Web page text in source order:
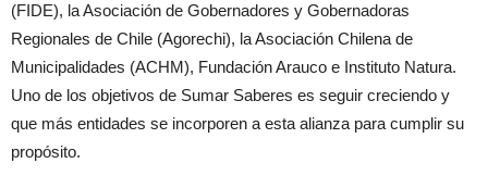
(FIDE), la Asociación de Gobernadores y Gobernadoras
Regionales de Chile (Agorechi), la Asociación Chilena de
Municipalidades (ACHM), Fundación Arauco e Instituto Natura.
Uno de los objetivos de Sumar Saberes es seguir creciendo y
que más entidades se incorporen a esta alianza para cumplir su
propósito.